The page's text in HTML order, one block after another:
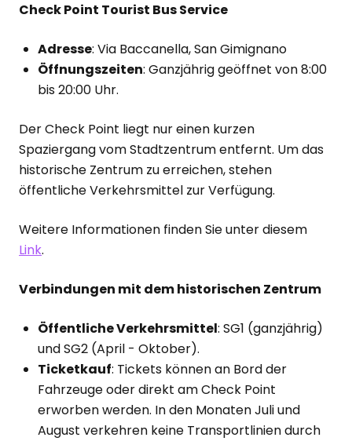
Check Point Tourist Bus Service
Adresse: Via Baccanella, San Gimignano
Öffnungszeiten: Ganzjährig geöffnet von 8:00
bis 20:00 Uhr.
Der Check Point liegt nur einen kurzen
Spaziergang vom Stadtzentrum entfernt. Um das
historische Zentrum zu erreichen, stehen
öffentliche Verkehrsmittel zur Verfügung.
Weitere Informationen finden Sie unter diesem
Link.
Verbindungen mit dem historischen Zentrum
Öffentliche Verkehrsmittel: SG1 (ganzjährig)
und SG2 (April - Oktober).
Ticketkauf: Tickets können an Bord der
Fahrzeuge oder direkt am Check Point
erworben werden. In den Monaten Juli und
August verkehren keine Transportlinien durch